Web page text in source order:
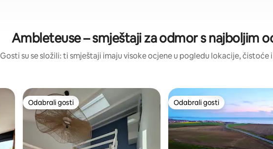
Ambleteuse – smještaji za odmor s najboljim
Gosti su se složili: ti smještaji imaju visoke ocjene u pogledu lokacije, čistoće
Odabrali gosti
Odabrali gosti Odabrali gosti
Odabrali gosti